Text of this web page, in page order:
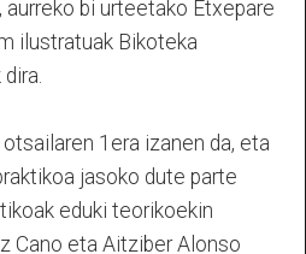
aurreko bi urteetako Etxepare
ilustratuak Bikoteka
1era izanen da, eta
jasoko dute parte
eduki teorikoekin
Cano eta Aitziber Alonso